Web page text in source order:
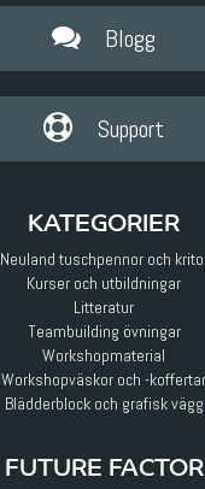
Blogg
Support
KATEGORIER
Neuland tuschpennor och
Kurser och utbildningar
Litteratur
Teambuilding övningar
Workshopmaterial
Workshopväskor och -koffertar
Blädderblock och grafisk vägg
FUTURE FACTOR